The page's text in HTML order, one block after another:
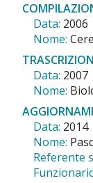
Data: 2006
Nome:
Data: 2007
Nome:
Data: 2014
Nome:
Referente